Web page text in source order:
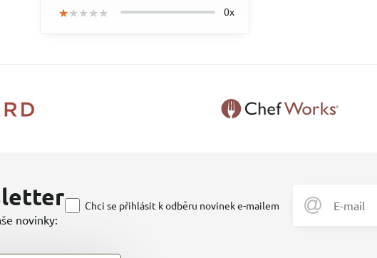
★★★★★
★★★★★
★★★★★ 0x
novinky:
Chci se přihlásit k odběru novinek e-mailem